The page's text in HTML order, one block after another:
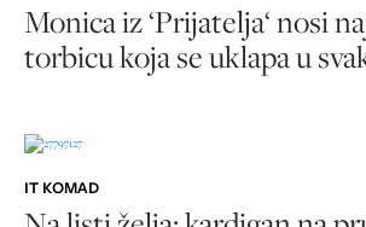
Monica iz ‘Prijatelja‘ nosi
torbicu koja se uklapa u
IT KOMAD